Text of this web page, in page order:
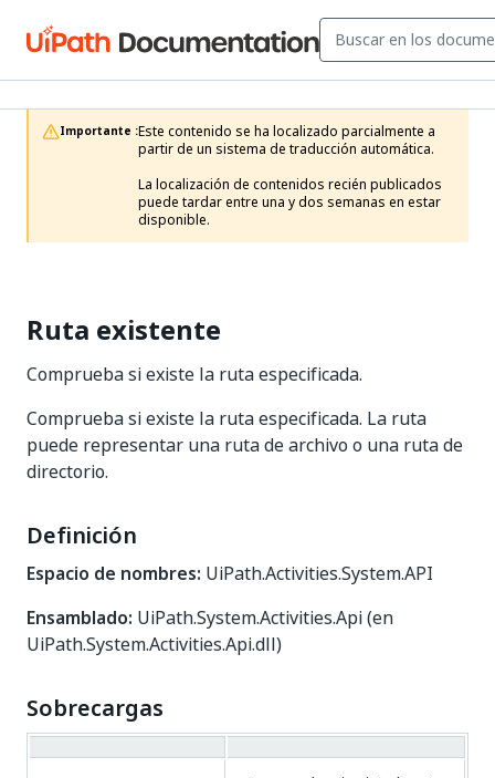
Importante :Este contenido se ha localizado parcialmente a
partir de un sistema de traducción automática.
La localización de contenidos recién publicados
puede tardar entre una y dos semanas en estar
disponible.
Ruta existente
Comprueba si existe la ruta especificada.
Comprueba si existe la ruta especificada. La ruta
puede representar una ruta de archivo o una ruta de
directorio.
Definición
Espacio de nombres: UiPath.Activities.System.API
Ensamblado: UiPath.System.Activities.Api (en
UiPath.System.Activities.Api.dll)
Sobrecargas